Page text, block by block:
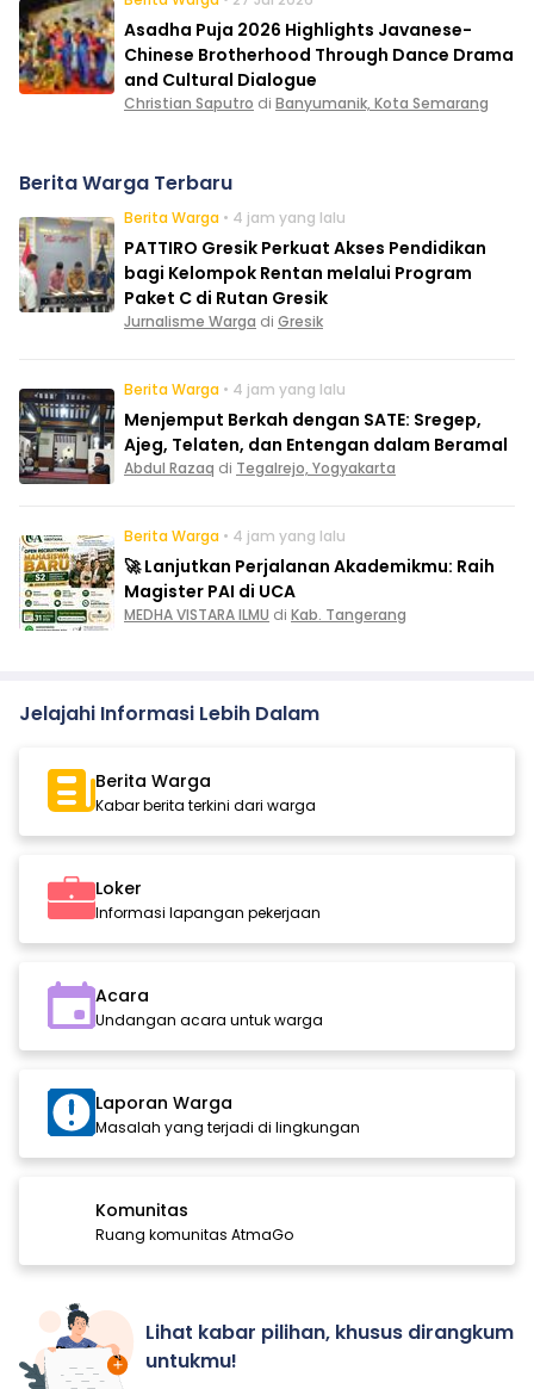
Asadha Puja 2026 Highlights Javanese-
Chinese Brotherhood Through Dance Drama
and Cultural Dialogue
Christian Saputro di Banyumanik, Kota Semarang
Berita Warga Terbaru
Berita Warga • 4 jam yang lalu
PATTIRO Gresik Perkuat Akses Pendidikan
bagi Kelompok Rentan melalui Program
Paket C di Rutan Gresik
Jurnalisme Warga di Gresik
Berita Warga • 4 jam yang lalu
Menjemput Berkah dengan SATE: Sregep,
Ajeg, Telaten, dan Entengan dalam Beramal
Abdul Razaq di Tegalrejo, Yogyakarta
Berita Warga • 4 jam yang lalu
🚀 Lanjutkan Perjalanan Akademikmu: Raih
Magister PAI di UCA
MEDHA VISTARA ILMU di Kab. Tangerang
Jelajahi Informasi Lebih Dalam
Berita Warga
Kabar berita terkini dari warga
Loker
Informasi lapangan pekerjaan
Acara
Undangan acara untuk warga
Laporan Warga
Masalah yang terjadi di lingkungan
Komunitas
Ruang komunitas AtmaGo
Lihat kabar pilihan, khusus dirangkum
untukmu!